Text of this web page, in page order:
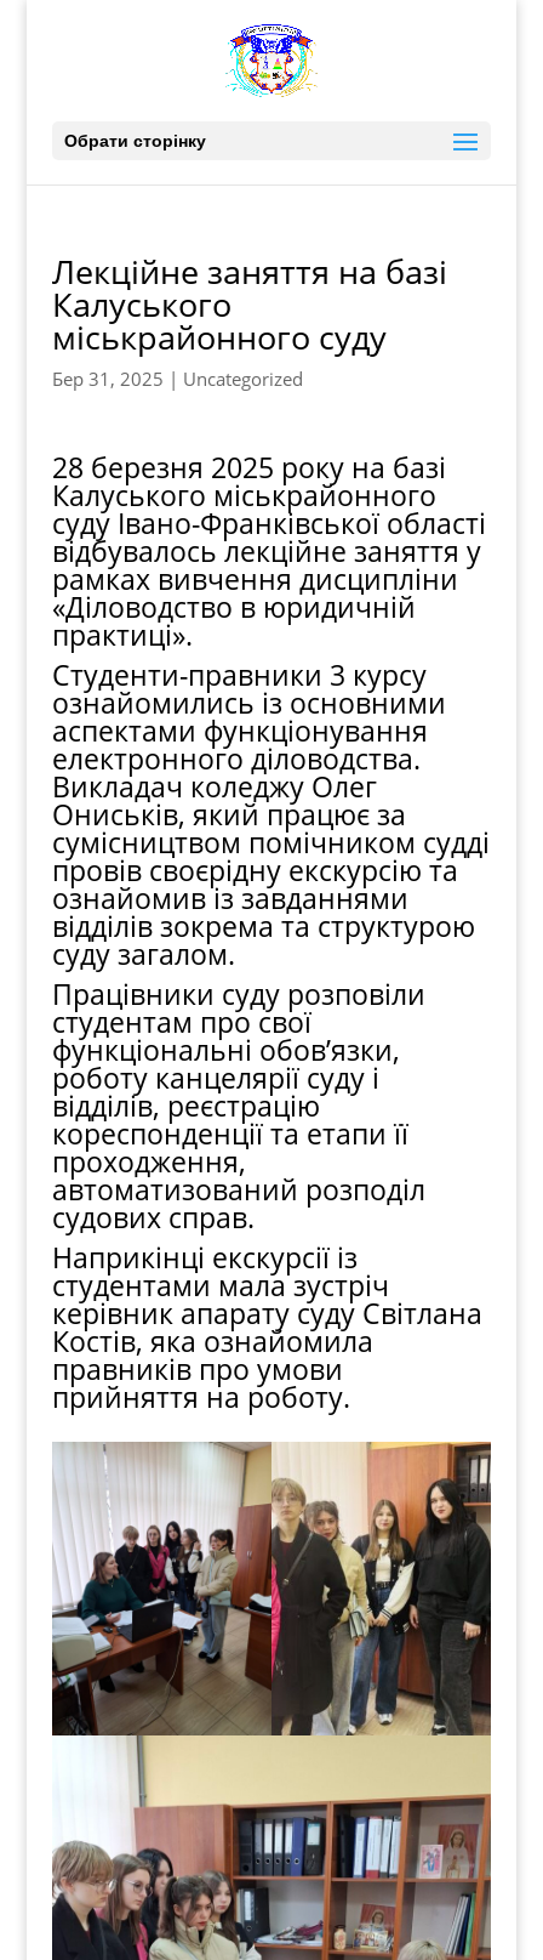
Обрати сторінку
Лекційне заняття на базі
Калуського
міськрайонного суду
Бер 31, 2025 | Uncategorized
28 березня 2025 року на базі
Калуського міськрайонного
суду Івано-Франківської області
відбувалось лекційне заняття у
рамках вивчення дисципліни
«Діловодство в юридичній
практиці».
Студенти-правники 3 курсу
ознайомились із основними
аспектами функціонування
електронного діловодства.
Викладач коледжу Олег
Ониськів, який працює за
сумісництвом помічником судді
провів своєрідну екскурсію та
ознайомив із завданнями
відділів зокрема та структурою
суду загалом.
Працівники суду розповіли
студентам про свої
функціональні обов’язки,
роботу канцелярії суду і
відділів, реєстрацію
кореспонденції та етапи її
проходження,
автоматизований розподіл
судових справ.
Наприкінці екскурсії із
студентами мала зустріч
керівник апарату суду Світлана
Костів, яка ознайомила
правників про умови
прийняття на роботу.